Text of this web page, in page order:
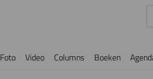
Foto Video Columns Boeken